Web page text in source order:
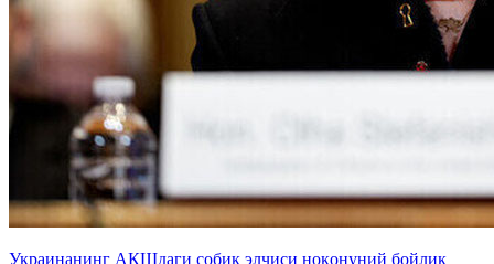
Украинанинг АҚШдаги собиқ элчиси ноқонуний бойлик